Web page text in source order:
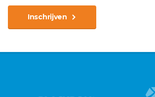
Inschrijven